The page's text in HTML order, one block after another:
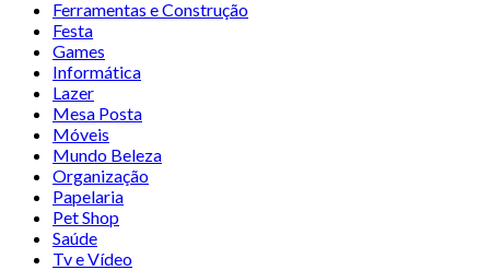
Ferramentas e Construção
Festa
Games
Informática
Lazer
Mesa Posta
Móveis
Mundo Beleza
Organização
Papelaria
Pet Shop
Saúde
Tv e Vídeo